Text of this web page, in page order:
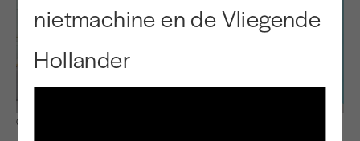
nietmachine en de Vliegende
Hollander
Observeren en leren